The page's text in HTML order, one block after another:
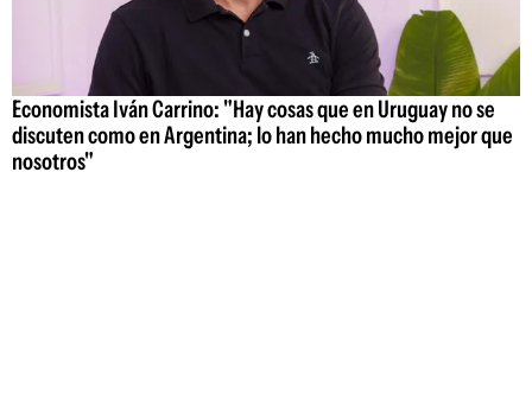
Economista Iván Carrino: "Hay cosas que en Uruguay no se
discuten como en Argentina; lo han hecho mucho mejor que
nosotros"